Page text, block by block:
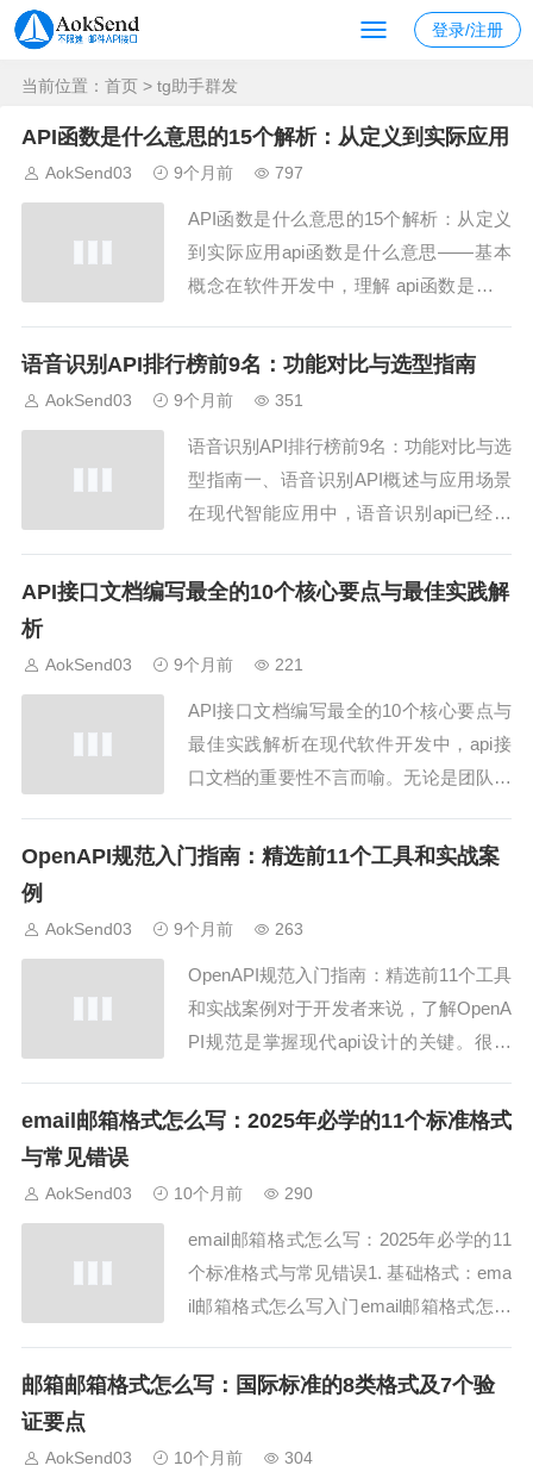
登录/注册
当前位置： 首页 > tg助手群发
API函数是什么意思的15个解析：从定义到实际应用
AokSend03 9个月前 797
API函数是什么意思的15个解析：从定义
到实际应用api函数是什么意思——基本
概念在软件开发中，理解 api函数是什么
什么意思？它指的是程序接口中定义的可
API 就包含多个 api...
语音识别API排行榜前9名：功能对比与选型指南
AokSend03 9个月前 351
语音识别API排行榜前9名：功能对比与选
型指南一、语音识别API概述与应用场景
在现代智能应用中，语音识别api已经成
服务还是AokSend的语音邮件转文字功
换为文字，并支持多语言、多场景识...
API接口文档编写最全的10个核心要点与最佳实践解
析
AokSend03 9个月前 221
API接口文档编写最全的10个核心要点与
最佳实践解析在现代软件开发中，api接
口文档的重要性不言而喻。无论是团队内
规范的文档都能显著提升开发效率。本文
分享最佳实践，帮助开发者快速掌...
OpenAPI规范入门指南：精选前11个工具和实战案
例
AokSend03 9个月前 263
OpenAPI规范入门指南：精选前11个工具
和实战案例对于开发者来说，了解OpenA
PI规范是掌握现代api设计的关键。很多
上掌握基本原则和工具，你就能轻松设计
战案例，让你从...
email邮箱格式怎么写：2025年必学的11个标准格式
与常见错误
AokSend03 10个月前 290
email邮箱格式怎么写：2025年必学的11
个标准格式与常见错误1. 基础格式：ema
il邮箱格式怎么写入门email邮箱格式怎么
式。例如：example@aoksend.com。掌
邮箱邮箱格式怎么写：国际标准的8类格式及7个验
证要点
AokSend03 10个月前 304